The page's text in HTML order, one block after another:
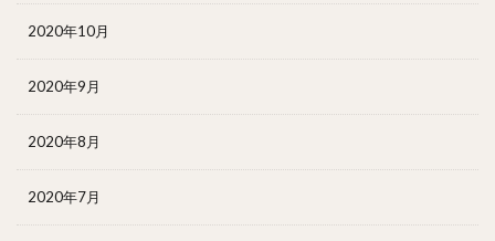
2020年10月
2020年9月
2020年8月
2020年7月